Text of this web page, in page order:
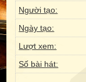
Người tạo:
Ngày tạo:
Lượt xem:
Số bài hát: